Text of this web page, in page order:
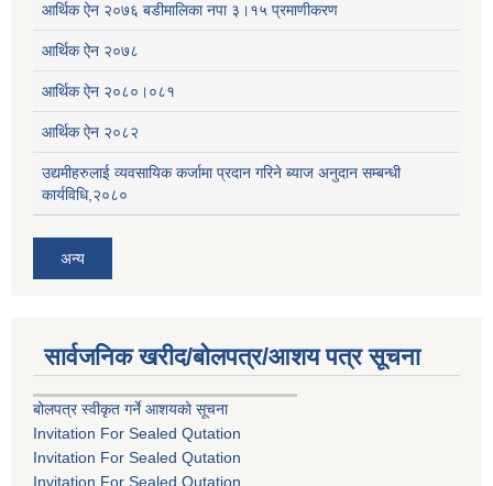
आर्थिक ऐन २०७६ बडीमालिका नपा ३।१५ प्रमाणीकरण
आर्थिक ऐन २०७८
आर्थिक ऐन २०८०।०८१
आर्थिक ऐन २०८२
उद्यमीहरुलाई व्यवसायिक कर्जामा प्रदान गरिने ब्याज अनुदान सम्बन्धी
कार्यविधि,२०८०
अन्य
सार्वजनिक खरीद/बोलपत्र/आशय पत्र सूचना
बोलपत्र स्वीकृत गर्ने आशयको सूचना
Invitation For Sealed Qutation
Invitation For Sealed Qutation
Invitation For Sealed Qutation